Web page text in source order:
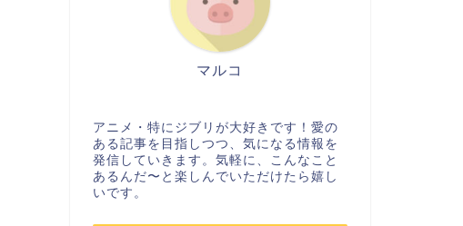
マルコ
アニメ・特にジブリが大好きです！愛の
ある記事を目指しつつ、気になる情報を
発信していきます。気軽に、こんなこと
あるんだ〜と楽しんでいただけたら嬉し
いです。